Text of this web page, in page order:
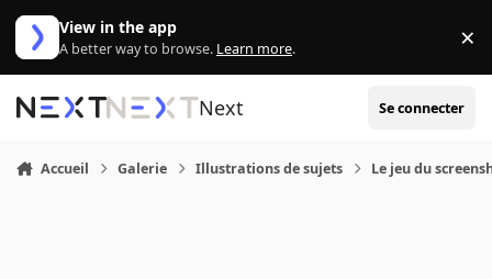
Aller au contenu
View in the app
A better way to browse. Learn more. ×
Next Se connecter
Accueil Galerie Illustrations de sujets Le jeu du